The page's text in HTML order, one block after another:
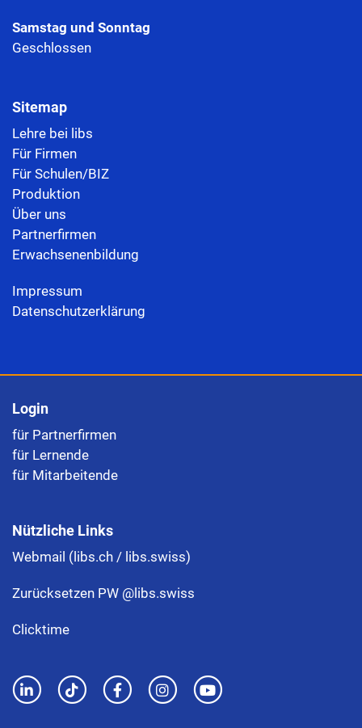
Samstag und Sonntag
Geschlossen
Sitemap
Lehre bei libs
Für Firmen
Für Schulen/BIZ
Produktion
Über uns
Partnerfirmen
Erwachsenenbildung
Impressum
Datenschutzerklärung
Login
für Partnerfirmen
für Lernende
für Mitarbeitende
Nützliche Links
Webmail (libs.ch / libs.swiss)
Zurücksetzen PW @libs.swiss
Clicktime